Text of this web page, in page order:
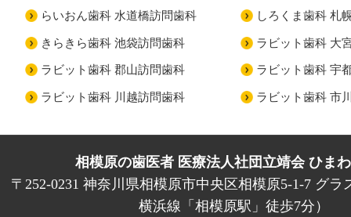
らいおん歯科 水道橋訪問歯科 しろくま歯科 札
きらきら歯科 池袋訪問歯科 ラビット歯科 大
ラビット歯科 郡山訪問歯科 ラビット歯科 宇
ラビット歯科 川越訪問歯科 ラビット歯科 市
相模原の歯医者 医療法人社団立靖会 ひま
〒252-0231 神奈川県相模原市中央区相模原5-1-7 グラ
横浜線「相模原駅」徒歩7分）